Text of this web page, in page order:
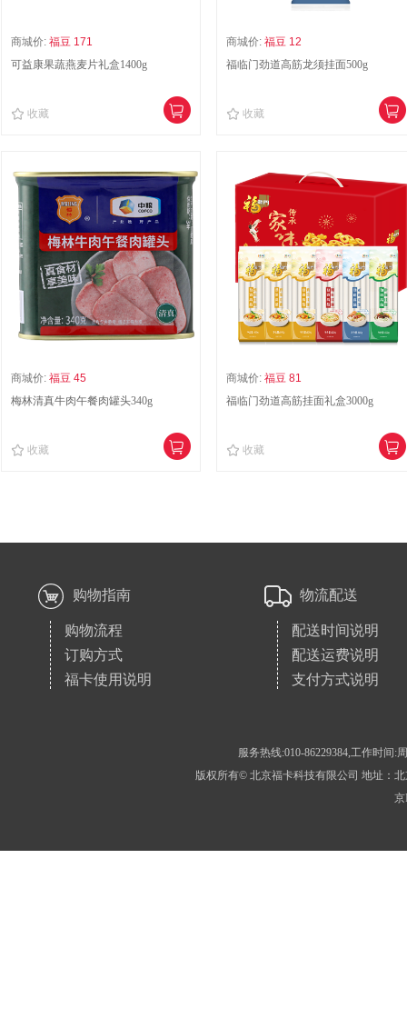
商城价: 福豆 171
可益康果蔬燕麦片礼盒1400g
收藏
商城价: 福豆 12
福临门劲道高筋龙须挂面500g
收藏
商城价: 福豆 45
梅林清真牛肉午餐肉罐头340g
收藏
商城价: 福豆 81
福临门劲道高筋挂面礼盒3000g
收藏
购物指南
购物流程
订购方式
福卡使用说明
物流配送
配送时间说明
配送运费说明
支付方式说明
服务热线:010-86229384,工作时间:
版权所有© 北京福卡科技有限公司 地址：
京